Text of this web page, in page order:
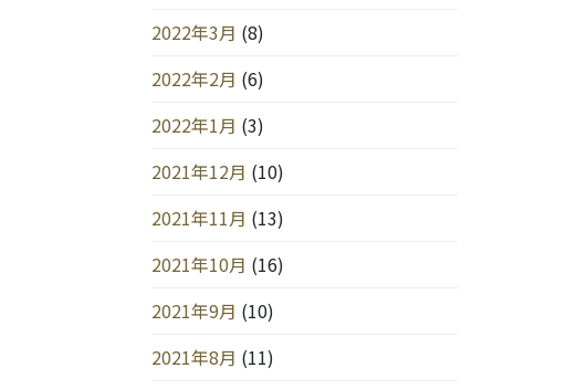
2022年3月 (8)
2022年2月 (6)
2022年1月 (3)
2021年12月 (10)
2021年11月 (13)
2021年10月 (16)
2021年9月 (10)
2021年8月 (11)